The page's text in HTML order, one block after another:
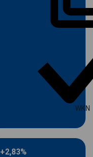
WKN
+2,83%